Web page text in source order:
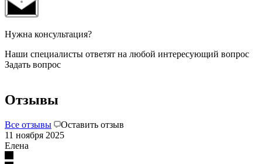
Нужна консультация?
Наши специалисты ответят на любой интересующий вопрос
Задать вопрос
Отзывы
Все отзывы
Оставить отзыв
11 ноября 2025
Елена